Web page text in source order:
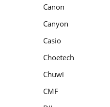
Canon
Canyon
Casio
Choetech
Chuwi
CMF